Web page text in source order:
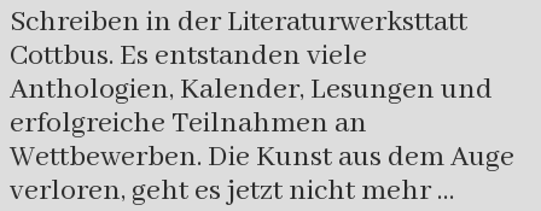
Schreiben in der Literaturwerksttatt
Cottbus. Es entstanden viele
Anthologien, Kalender, Lesungen und
erfolgreiche Teilnahmen an
Wettbewerben. Die Kunst aus dem Auge
verloren, geht es jetzt nicht mehr …